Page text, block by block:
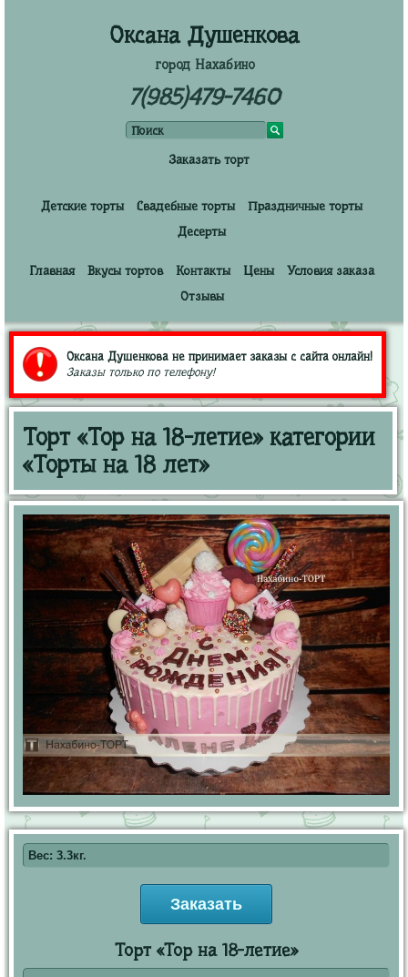
Оксана Душенкова
город Нахабино
7(985)479-7460
Заказать торт
Детские торты Свадебные торты
Праздничные торты
Десерты
Главная Вкусы тортов Контакты Цены
Условия заказа
Отзывы
Оксана Душенкова не принимает заказы с сайта онлайн!
Заказы только по телефону!
Торт «Тор на 18-летие» категории
«Торты на 18 лет»
Вес: 3.3кг.
Заказать
Торт «Тор на 18-летие»